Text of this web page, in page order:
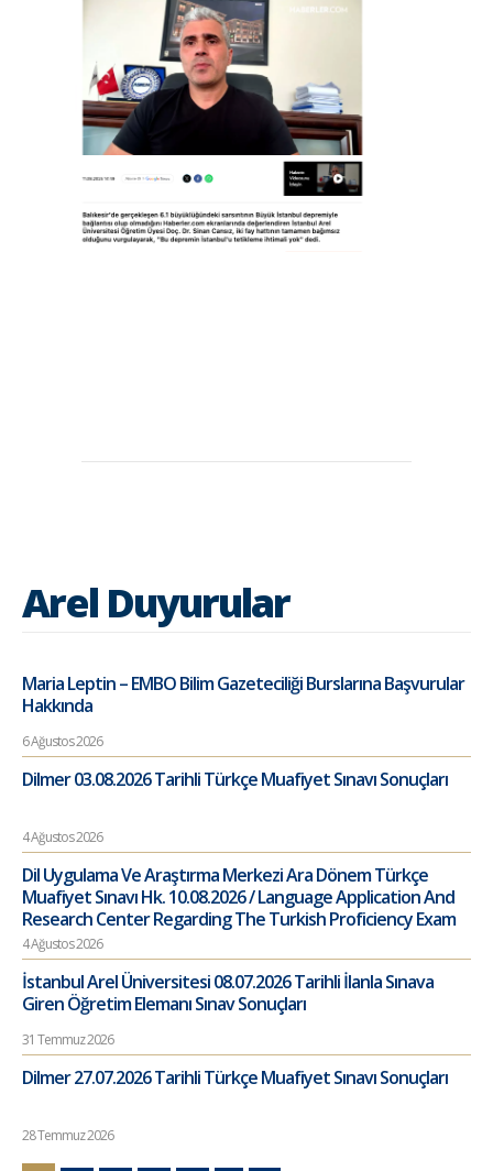
Arel Duyurular
Maria Leptin – EMBO Bilim Gazeteciliği Burslarına Başvurular
Hakkında
6 Ağustos 2026
Dilmer 03.08.2026 Tarihli Türkçe Muafiyet Sınavı Sonuçları
4 Ağustos 2026
Dil Uygulama Ve Araştırma Merkezi Ara Dönem Türkçe
Muafiyet Sınavı Hk. 10.08.2026 / Language Application And
Research Center Regarding The Turkish Proficiency Exam
4 Ağustos 2026
İstanbul Arel Üniversitesi 08.07.2026 Tarihli İlanla Sınava
Giren Öğretim Elemanı Sınav Sonuçları
31 Temmuz 2026
Dilmer 27.07.2026 Tarihli Türkçe Muafiyet Sınavı Sonuçları
28 Temmuz 2026